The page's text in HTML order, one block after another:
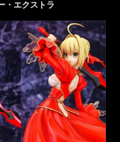
・エクストラ